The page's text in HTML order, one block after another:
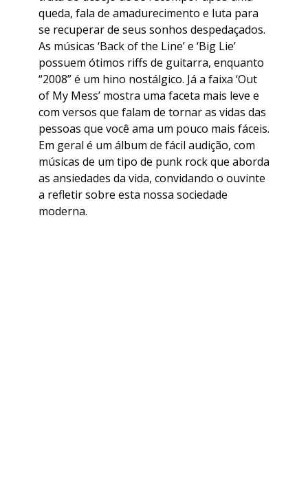
queda, fala de amadurecimento e luta para
se recuperar de seus sonhos despedaçados.
As músicas ‘Back of the Line’ e ‘Big Lie’
possuem ótimos riffs de guitarra, enquanto
“2008” é um hino nostálgico. Já a faixa ‘Out
of My Mess’ mostra uma faceta mais leve e
com versos que falam de tornar as vidas das
pessoas que você ama um pouco mais fáceis.
Em geral é um álbum de fácil audição, com
músicas de um tipo de punk rock que aborda
as ansiedades da vida, convidando o ouvinte
a refletir sobre esta nossa sociedade
moderna.